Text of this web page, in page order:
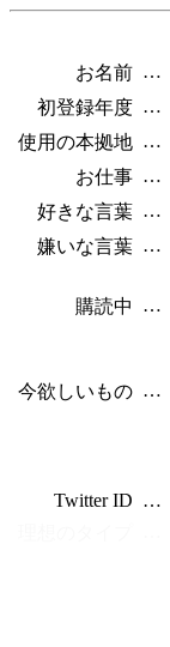
お名前 …
初登録年度 …
使用の本拠地 …
お仕事 …
好きな言葉 …
嫌いな言葉 …
購読中
…
今欲しいもの …
Twitter ID …